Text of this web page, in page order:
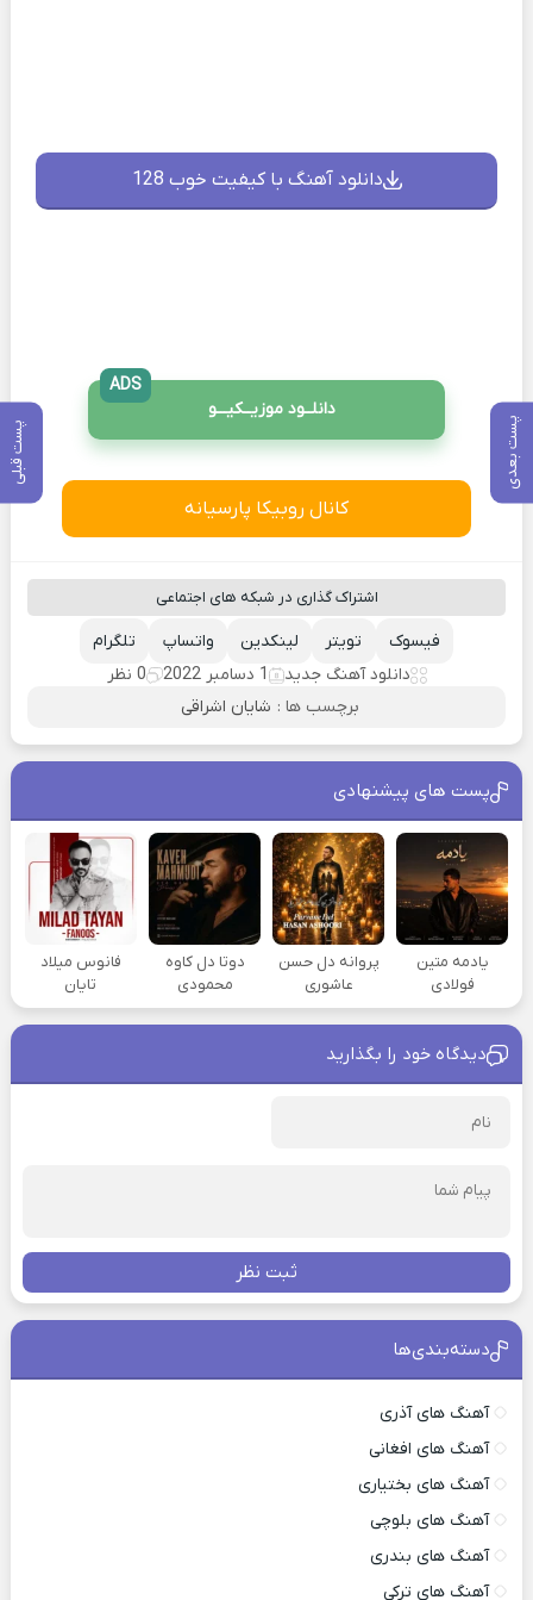
پست بعدی پست قبلی
دانلود آهنگ با کیفیت خوب 128
دانلــود موزیــکیـــو
ADS
کانال روبیکا پارسیانه
اشتراک گذاری در شبکه های اجتماعی
تلگرام واتساپ لینکدین تویتر
فیسوک
دانلود آهنگ جدید
1 دسامبر 2022
0 نظر
برچسب ها : شایان اشراقی
پست های پیشنهادی
یادمه متین
فولادی
پروانه دل حسن
عاشوری
دوتا دل کاوه
محمودی
فانوس میلاد
تایان
دیدگاه خود را بگذارید
ثبت نظر
دسته‌بندی‌ها
آهنگ های آذری
آهنگ های افغانی
آهنگ های بختیاری
آهنگ های بلوچی
آهنگ های بندری
آهنگ های ترکی